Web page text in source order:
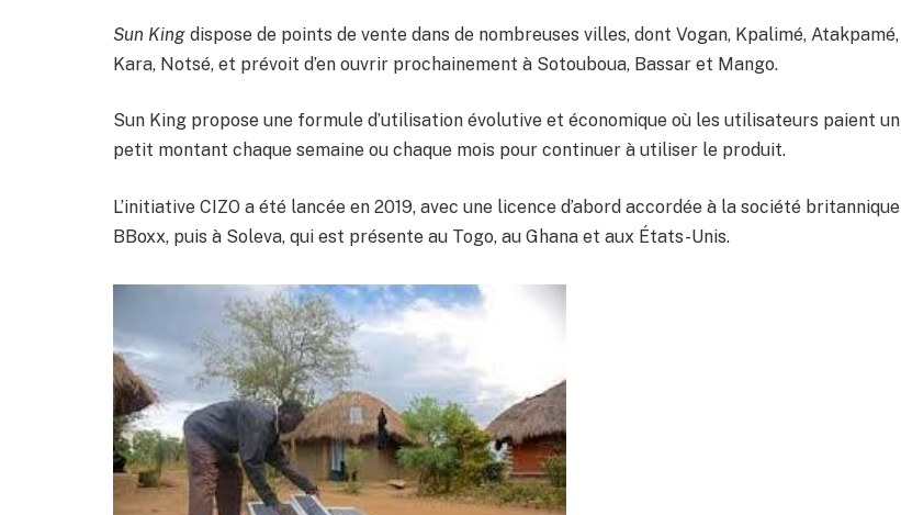
Sun King dispose de points de vente dans de nombreuses villes, dont Vogan, Kpalimé, Atakpamé,
Kara, Notsé, et prévoit d’en ouvrir prochainement à Sotouboua, Bassar et Mango.
Sun King propose une formule d’utilisation évolutive et économique où les utilisateurs paient un
petit montant chaque semaine ou chaque mois pour continuer à utiliser le produit.
L’initiative CIZO a été lancée en 2019, avec une licence d’abord accordée à la société britannique
BBoxx, puis à Soleva, qui est présente au Togo, au Ghana et aux États-Unis.